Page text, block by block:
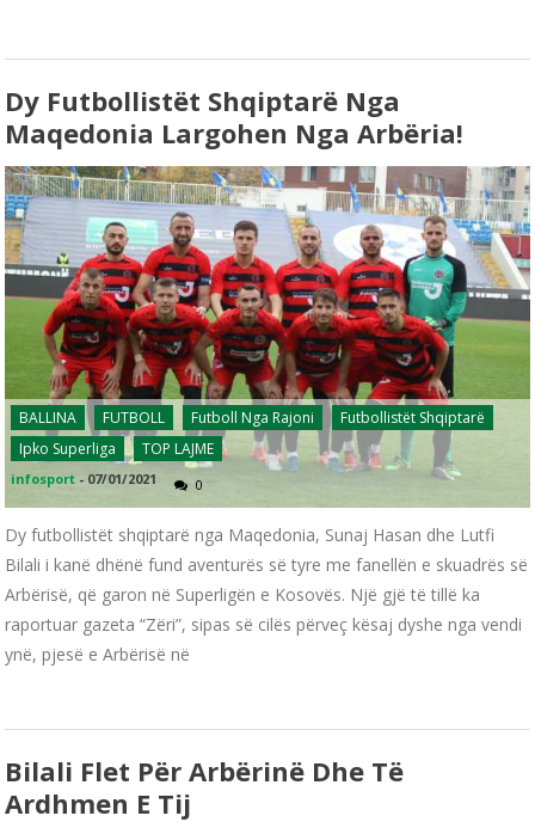
Dy Futbollistët Shqiptarë Nga
Maqedonia Largohen Nga Arbëria!
BALLINA FUTBOLL Futboll Nga Rajoni
Futbollistët Shqiptarë
Ipko Superliga
TOP LAJME
infosport - 07/01/2021 0
Dy futbollistët shqiptarë nga Maqedonia, Sunaj Hasan dhe Lutfi
Bilali i kanë dhënë fund aventurës së tyre me fanellën e skuadrës së
Arbërisë, që garon në Superligën e Kosovës. Një gjë të tillë ka
raportuar gazeta “Zëri”, sipas së cilës përveç kësaj dyshe nga vendi
ynë, pjesë e Arbërisë në
Bilali Flet Për Arbërinë Dhe Të
Ardhmen E Tij